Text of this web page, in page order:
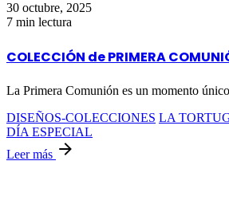
30 octubre, 2025
7 min lectura
COLECCIÓN de PRIMERA
La Primera Comunión es un momento
DISEÑOS-COLECCIONES LA
DÍA ESPECIAL
Leer más